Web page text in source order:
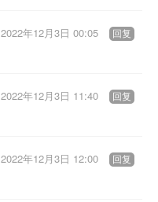
2022年12月3日 00:05 回复
2022年12月3日 11:40 回复
2022年12月3日 12:00 回复